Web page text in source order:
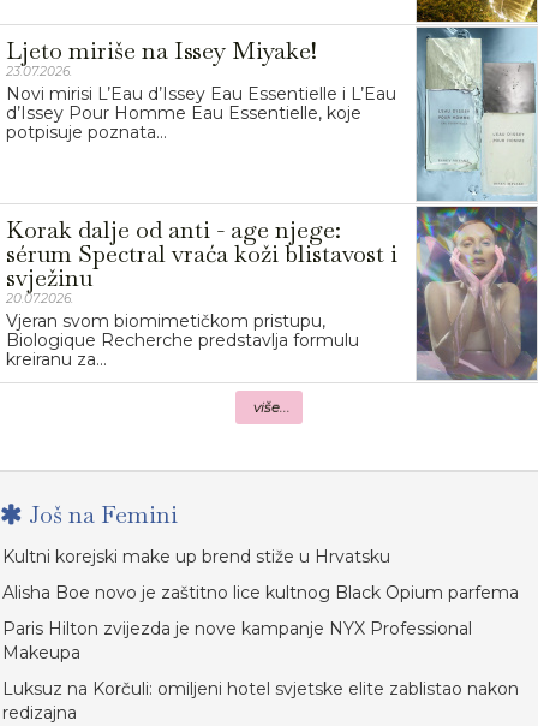
Ljeto miriše na Issey Miyake!
23.07.2026.
Novi mirisi L’Eau d’Issey Eau Essentielle i L’Eau
d’Issey Pour Homme Eau Essentielle, koje
potpisuje poznata...
Korak dalje od anti - age njege:
sérum Spectral vraća koži blistavost i
svježinu
20.07.2026.
Vjeran svom biomimetičkom pristupu,
Biologique Recherche predstavlja formulu
kreiranu za...
više...
Još na Femini
Kultni korejski make up brend stiže u Hrvatsku
Alisha Boe novo je zaštitno lice kultnog Black Opium parfema
Paris Hilton zvijezda je nove kampanje NYX Professional
Makeupa
Luksuz na Korčuli: omiljeni hotel svjetske elite zablistao nakon
redizajna